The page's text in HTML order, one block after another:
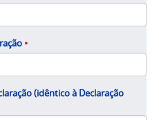
•
(idêntico à Declaração